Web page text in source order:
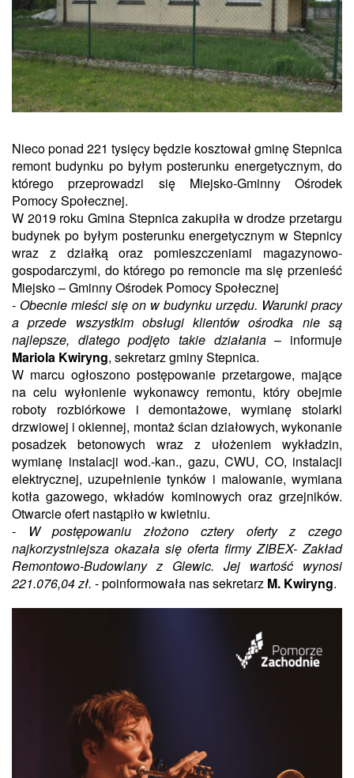
Nieco ponad 221 tysięcy będzie kosztował gminę Stepnica
remont budynku po byłym posterunku energetycznym, do
którego przeprowadzi się Miejsko-Gminny Ośrodek
Pomocy Społecznej.
W 2019 roku Gmina Stepnica zakupiła w drodze przetargu
budynek po byłym posterunku energetycznym w Stepnicy
wraz z działką oraz pomieszczeniami magazynowo-
gospodarczymi, do którego po remoncie ma się przenieść
Miejsko – Gminny Ośrodek Pomocy Społecznej
- Obecnie mieści się on w budynku urzędu. Warunki pracy
a przede wszystkim obsługi klientów ośrodka nie są
najlepsze, dlatego podjęto takie działania– informuje
Mariola Kwiryng, sekretarz gminy Stepnica.
W marcu ogłoszono postępowanie przetargowe, mające
na celu wyłonienie wykonawcy remontu, który obejmie
roboty rozbiórkowe i demontażowe, wymianę stolarki
drzwiowej i okiennej, montaż ścian działowych, wykonanie
posadzek betonowych wraz z ułożeniem wykładzin,
wymianę instalacji wod.-kan., gazu, CWU, CO, instalacji
elektrycznej, uzupełnienie tynków i malowanie, wymiana
kotła gazowego, wkładów kominowych oraz grzejników.
Otwarcie ofert nastąpiło w kwietniu.
- W postępowaniu złożono cztery oferty z czego
najkorzystniejsza okazała się oferta firmy ZIBEX- Zakład
Remontowo-Budowlany z Glewic. Jej wartość wynosi
221.076,04 zł. - poinformowała nas sekretarz M. Kwiryng.